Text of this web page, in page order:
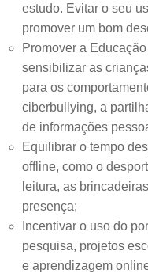
estudo. Evitar o seu
promover um bom
Promover a
sensibilizar as
para os
ciberbullying, a
de informações
Equilibrar o tempo
offline, como o
leitura, as
presença;
Incentivar o uso do
pesquisa, projetos
e aprendizagem